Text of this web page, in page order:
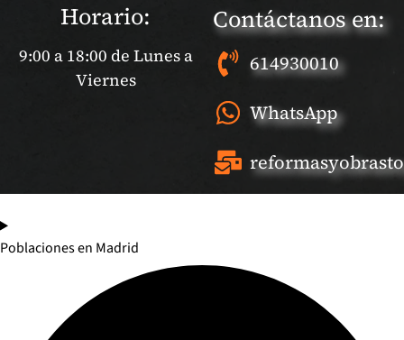
Horario:
9:00 a 18:00 de Lunes a
Viernes
Contáctanos en:
614930010
WhatsApp
Poblaciones en Madrid